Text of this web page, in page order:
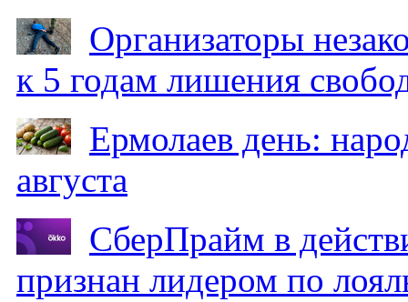
Организаторы
к 5 годам лишения
Ермолаев день:
августа
СберПрайм в
признан лидером по